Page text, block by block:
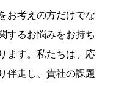
お考えの方だけでな
するお悩みをお持ち
ます。私たちは、応
伴走し、貴社の課題